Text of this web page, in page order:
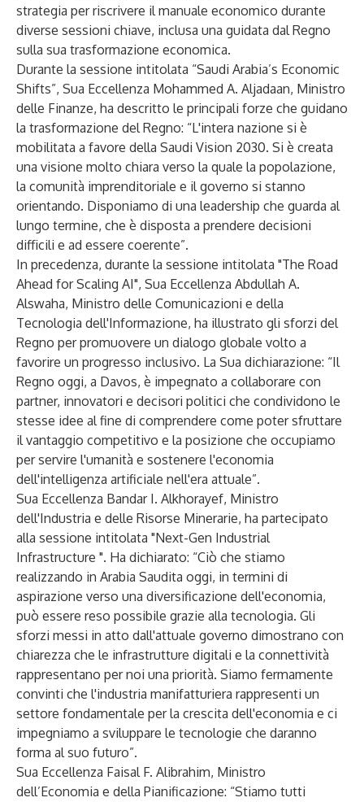
strategia per riscrivere il manuale economico durante
diverse sessioni chiave, inclusa una guidata dal Regno
sulla sua trasformazione economica.
Durante la sessione intitolata “Saudi Arabia’s Economic
Shifts”, Sua Eccellenza Mohammed A. Aljadaan, Ministro
delle Finanze, ha descritto le principali forze che guidano
la trasformazione del Regno: “L'intera nazione si è
mobilitata a favore della Saudi Vision 2030. Si è creata
una visione molto chiara verso la quale la popolazione,
la comunità imprenditoriale e il governo si stanno
orientando. Disponiamo di una leadership che guarda al
lungo termine, che è disposta a prendere decisioni
difficili e ad essere coerente”.
In precedenza, durante la sessione intitolata "The Road
Ahead for Scaling AI", Sua Eccellenza Abdullah A.
Alswaha, Ministro delle Comunicazioni e della
Tecnologia dell'Informazione, ha illustrato gli sforzi del
Regno per promuovere un dialogo globale volto a
favorire un progresso inclusivo. La Sua dichiarazione: “Il
Regno oggi, a Davos, è impegnato a collaborare con
partner, innovatori e decisori politici che condividono le
stesse idee al fine di comprendere come poter sfruttare
il vantaggio competitivo e la posizione che occupiamo
per servire l'umanità e sostenere l'economia
dell'intelligenza artificiale nell'era attuale”.
Sua Eccellenza Bandar I. Alkhorayef, Ministro
dell'Industria e delle Risorse Minerarie, ha partecipato
alla sessione intitolata "Next-Gen Industrial
Infrastructure ". Ha dichiarato: “Ciò che stiamo
realizzando in Arabia Saudita oggi, in termini di
aspirazione verso una diversificazione dell'economia,
può essere reso possibile grazie alla tecnologia. Gli
sforzi messi in atto dall'attuale governo dimostrano con
chiarezza che le infrastrutture digitali e la connettività
rappresentano per noi una priorità. Siamo fermamente
convinti che l'industria manifatturiera rappresenti un
settore fondamentale per la crescita dell'economia e ci
impegniamo a sviluppare le tecnologie che daranno
forma al suo futuro”.
Sua Eccellenza Faisal F. Alibrahim, Ministro
dell’Economia e della Pianificazione: “Stiamo tutti